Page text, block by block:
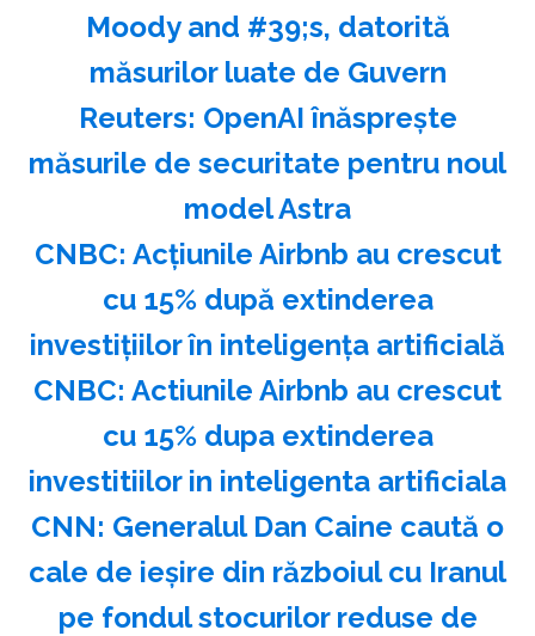
Moody and #39;s, datorită
măsurilor luate de Guvern
Reuters: OpenAI înăspreşte
măsurile de securitate pentru noul
model Astra
CNBC: Acţiunile Airbnb au crescut
cu 15% după extinderea
investiţiilor în inteligenţa artificială
CNBC: Actiunile Airbnb au crescut
cu 15% dupa extinderea
investitiilor in inteligenta artificiala
CNN: Generalul Dan Caine caută o
cale de ieşire din războiul cu Iranul
pe fondul stocurilor reduse de